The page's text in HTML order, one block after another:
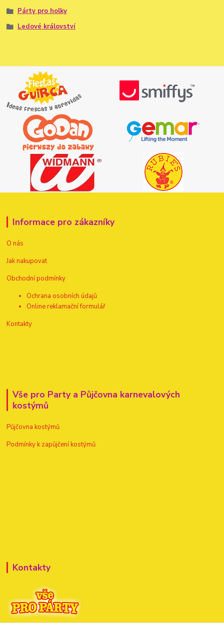
Párty pro holky
Ledové království
Informace pro zákazníky
O nás
Jak nakupovat
Obchodní podmínky
Ochrana osobních údajů
Online reklamační formulář
Kontakty
Vše pro Party a Půjčovna karnevalových
kostýmů
Půjčovna kostýmů
Podmínky k zapůjčení kostýmů
Kontakty